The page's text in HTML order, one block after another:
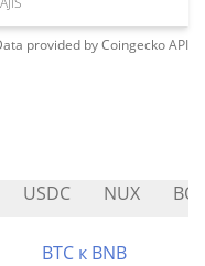
provided byCoingeckoAPI
USDC NUX
BTC к BNB